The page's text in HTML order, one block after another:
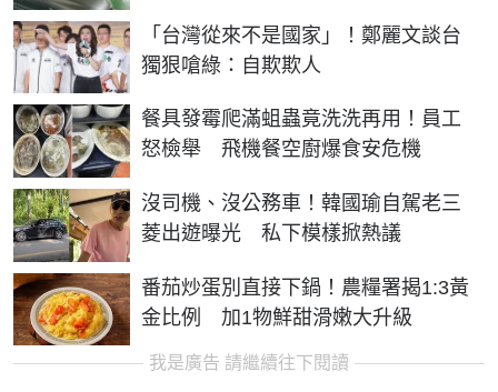
「台灣從來不是國家」！鄭麗文談台
獨狠嗆綠：自欺欺人
餐具發霉爬滿蛆蟲竟洗洗再用！員工
怒檢舉 飛機餐空廚爆食安危機
沒司機、沒公務車！韓國瑜自駕老三
菱出遊曝光 私下模樣掀熱議
番茄炒蛋別直接下鍋！農糧署揭1:3黃
金比例 加1物鮮甜滑嫩大升級
我是廣告 請繼續往下閱讀